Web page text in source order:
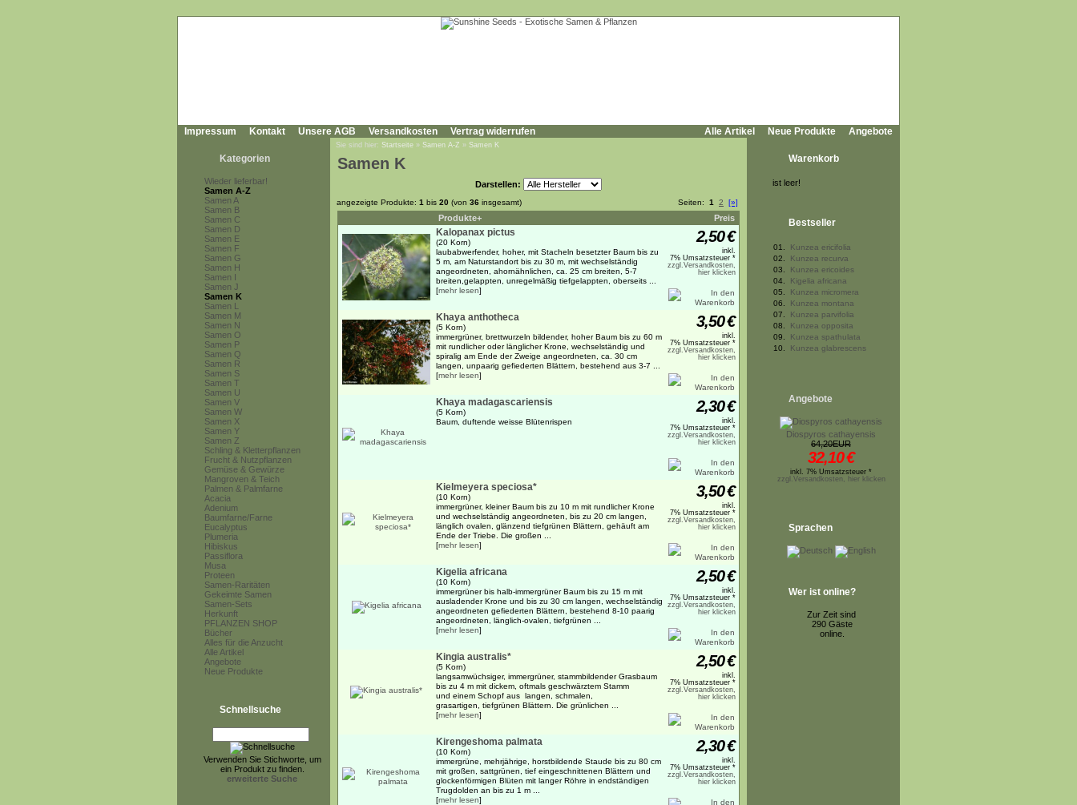
Impressum Kontakt Unsere AGB Versandkosten Vertrag widerrufen Alle Artikel Neue Produkte Angebote
Kategorien
Wieder lieferbar!
Samen A-Z
Samen A
Samen B
Samen C
Samen D
Samen E
Samen F
Samen G
Samen H
Samen I
Samen J
Samen K
Samen L
Samen M
Samen N
Samen O
Samen P
Samen Q
Samen R
Samen S
Samen T
Samen U
Samen V
Samen W
Samen X
Samen Y
Samen Z
Schling & Kletterpflanzen
Frucht & Nutzpflanzen
Gemüse & Gewürze
Mangroven & Teich
Palmen & Palmfarne
Acacia
Adenium
Baumfarne/Farne
Eucalyptus
Plumeria
Hibiskus
Passiflora
Musa
Proteen
Samen-Raritäten
Gekeimte Samen
Samen-Sets
Herkunft
PFLANZEN SHOP
Bücher
Alles für die Anzucht
Alle Artikel
Angebote
Neue Produkte
Schnellsuche
Verwenden Sie Stichworte, um
ein Produkt zu finden.
erweiterte Suche
Sie sind hier: Startseite » Samen A-Z » Samen K
Samen K
Darstellen:
angezeigte Produkte: 1 bis 20 (von 36 insgesamt) Seiten: 1 2 [»]
Produkte+ Preis
Kalopanax pictus
(20 Korn)
laubabwerfender, hoher, mit Stacheln besetzter Baum bis zu
5 m, am Naturstandort bis zu 30 m, mit wechselständig
angeordneten, ahornähnlichen, ca. 25 cm breiten, 5-7
breiten,gelappten, unregelmäßig tiefgelappten, oberseits ...
[mehr lesen]
2,50€
inkl.
7% Umsatzsteuer *
zzgl.Versandkosten,
hier klicken
Khaya anthotheca
(5 Korn)
immergrüner, brettwurzeln bildender, hoher Baum bis zu 60 m
mit rundlicher oder länglicher Krone, wechselständig und
spiralig am Ende der Zweige angeordneten, ca. 30 cm
langen, unpaarig gefiederten Blättern, bestehend aus 3-7 ...
[mehr lesen]
3,50€
inkl.
7% Umsatzsteuer *
zzgl.Versandkosten,
hier klicken
Khaya madagascariensis
(5 Korn)
Baum, duftende weisse Blütenrispen
2,30€
inkl.
7% Umsatzsteuer *
zzgl.Versandkosten,
hier klicken
Kielmeyera speciosa*
(10 Korn)
immergrüner, kleiner Baum bis zu 10 m mit rundlicher Krone
und wechselständig angeordneten, bis zu 20 cm langen,
länglich ovalen, glänzend tiefgrünen Blättern, gehäuft am
Ende der Triebe. Die großen ...
[mehr lesen]
3,50€
inkl.
7% Umsatzsteuer *
zzgl.Versandkosten,
hier klicken
Kigelia africana
(10 Korn)
immergrüner bis halb-immergrüner Baum bis zu 15 m mit
ausladender Krone und bis zu 30 cm langen, wechselständig
angeordneten gefiederten Blättern, bestehend 8-10 paarig
angeordneten, länglich-ovalen, tiefgrünen ...
[mehr lesen]
2,50€
inkl.
7% Umsatzsteuer *
zzgl.Versandkosten,
hier klicken
Kingia australis*
(5 Korn)
langsamwüchsiger, immergrüner, stammbildender Grasbaum
bis zu 4 m mit dickem, oftmals geschwärztem Stamm
und einem Schopf aus langen, schmalen,
grasartigen, tiefgrünen Blättern. Die grünlichen ...
[mehr lesen]
2,50€
inkl.
7% Umsatzsteuer *
zzgl.Versandkosten,
hier klicken
Kirengeshoma palmata
(10 Korn)
immergrüne, mehrjährige, horstbildende Staude bis zu 80 cm
mit großen, sattgrünen, tief eingeschnittenen Blättern und
glockenförmigen Blüten mit langer Röhre in endständigen
Trugdolden an bis zu 1 m ...
[mehr lesen]
2,30€
inkl.
7% Umsatzsteuer *
zzgl.Versandkosten,
hier klicken
Warenkorb
ist leer!
Bestseller
01.
Kunzea ericifolia
02.
Kunzea recurva
03.
Kunzea ericoides
04.
Kigelia africana
05.
Kunzea micromera
06.
Kunzea montana
07.
Kunzea parvifolia
08.
Kunzea opposita
09.
Kunzea spathulata
10.
Kunzea glabrescens
Angebote
Diospyros cathayensis
64,20EUR
32,10€
inkl. 7% Umsatzsteuer *
zzgl.Versandkosten, hier klicken
Sprachen
Wer ist online?
Zur Zeit sind
290 Gäste
online.